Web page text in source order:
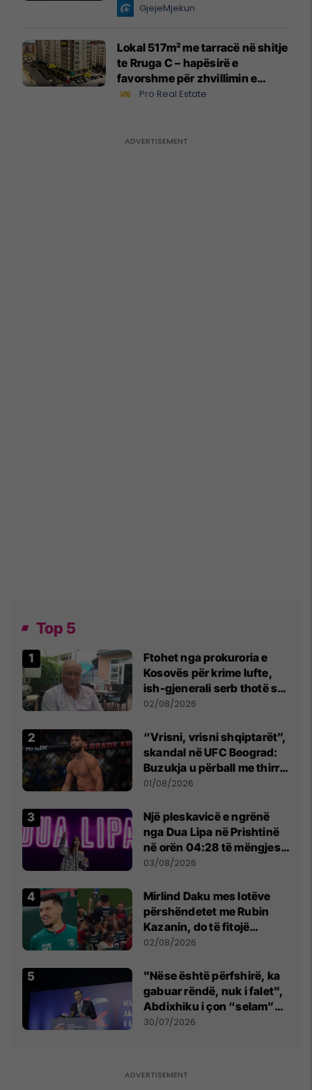
GjejeMjekun
Lokal 517m² me tarracë në shitje
te Rruga C – hapësirë e
favorshme për zhvillimin e
biznesit #15796
Pro Real Estate
Top 5
Ftohet nga prokuroria e
Kosovës për krime lufte,
ish-gjenerali serb thotë se
dikush e tradhtoi në
02/08/2026
“Vrisni, vrisni shqiptarët”,
skandal në UFC Beograd:
Buzukja u përball me thirrje
anti-shqiptare nga
01/08/2026
Një pleskavicë e ngrënë
nga Dua Lipa në Prishtinë
në orën 04:28 të mëngjesit
- dhe bota digjitale serbe
03/08/2026
Mirlind Daku mes lotëve
përshëndetet me Rubin
Kazanin, do të fitojë
miliona te Spartak Moska
02/08/2026
"Nëse është përfshirë, ka
gabuar rëndë, nuk i falet",
Abdixhiku i çon “selam”
Përparim Ramës
30/07/2026